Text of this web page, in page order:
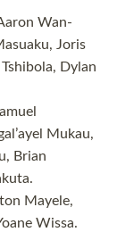
Wan-
Joris
Dylan
Mukau,
Brian
Mayele,
Wissa.